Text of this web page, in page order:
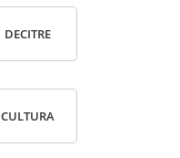
DECITRE
CULTURA